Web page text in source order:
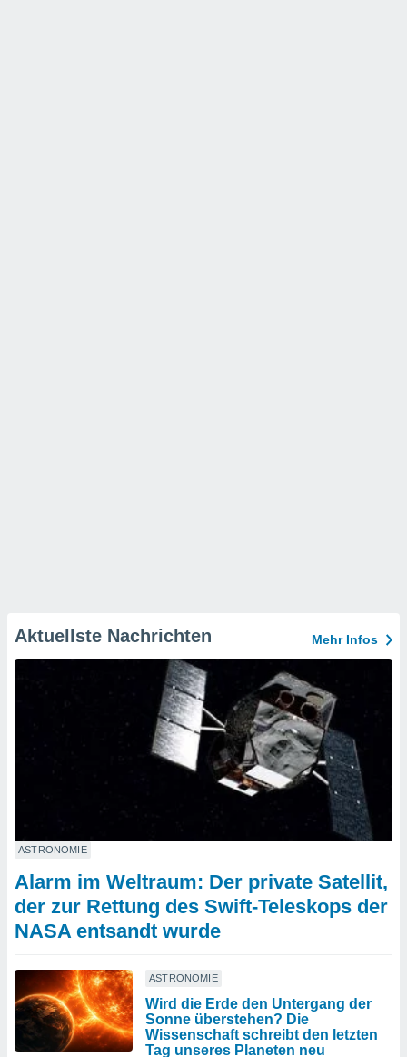
Aktuellste Nachrichten Mehr Infos
ASTRONOMIE
Alarm im Weltraum: Der private Satellit,
der zur Rettung des Swift-Teleskops der
NASA entsandt wurde
ASTRONOMIE
Wird die Erde den Untergang der
Sonne überstehen? Die
Wissenschaft schreibt den letzten
Tag unseres Planeten neu